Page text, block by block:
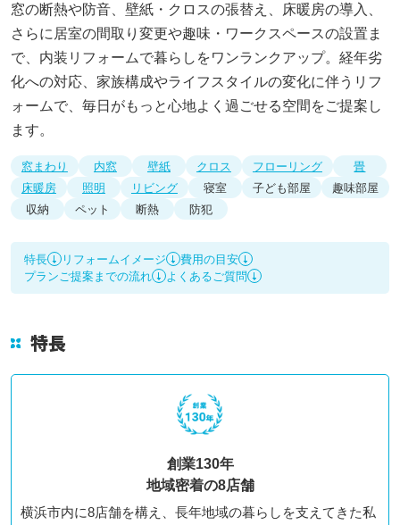
安心・安全リフォーム
リフォーム事例
ここだけリフォーム
アフターサポート
よくあるご質問
店舗一覧
お問い合わせ
窓の断熱や防音、壁紙・クロスの張替え、床暖房の導入、
さらに居室の間取り変更や趣味・ワークスペースの設置ま
で、内装リフォームで暮らしをワンランクアップ。経年劣
化への対応、家族構成やライフスタイルの変化に伴うリフ
ォームで、毎日がもっと心地よく過ごせる空間をご提案し
ます。
窓まわり 内窓 壁紙 クロス フローリング
畳
床暖房
照明 リビング 寝室 子ども部屋
趣味部屋
収納
ペット 断熱 防犯
特長 リフォームイメージ
費用の目安
プランご提案までの流れ
よくあるご質問
特長
創業130年
地域密着の8店舗
横浜市内に8店舗を構え、長年地域の暮らしを支えてきた私